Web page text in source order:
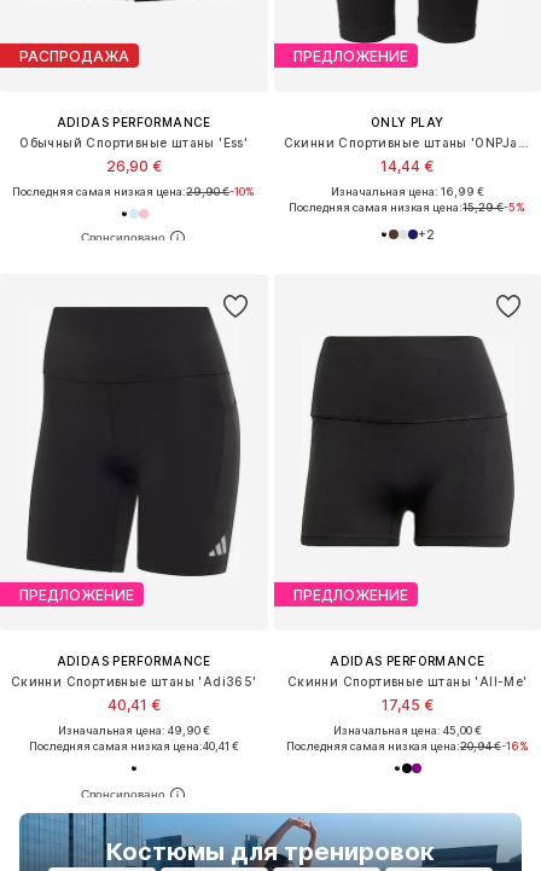
РАСПРОДАЖА
ADIDAS PERFORMANCE
Обычный Спортивные штаны 'Ess'
26,90 €
Последняя самая низкая цена:29,90 €-10%
ПРЕДЛОЖЕНИЕ
ONLY PLAY
14,44 €
Изначальная цена: 16,99 €
Последняя самая низкая цена:15,29 €-5%
+2
ПРЕДЛОЖЕНИЕ
ADIDAS PERFORMANCE
Скинни Спортивные штаны 'Adi365'
40,41 €
Изначальная цена: 49,90 €
Последняя самая низкая цена:40,41 €
Костюмы для тренировок
ПРЕДЛОЖЕНИЕ
ADIDAS PERFORMANCE
Скинни Спортивные штаны 'All-Me'
17,45 €
Изначальная цена: 45,00 €
Последняя самая низкая цена:20,94 €-16%